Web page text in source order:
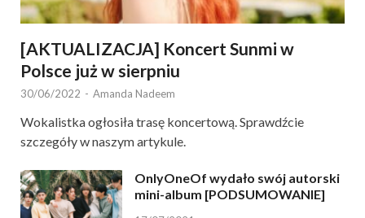
[AKTUALIZACJA] Koncert Sunmi w
Polsce już w sierpniu
30/06/2022 - Amanda Nadeem
Wokalistka ogłosiła trasę koncertową. Sprawdźcie
szczegóły w naszym artykule.
OnlyOneOf wydało swój autorski
mini-album [PODSUMOWANIE]